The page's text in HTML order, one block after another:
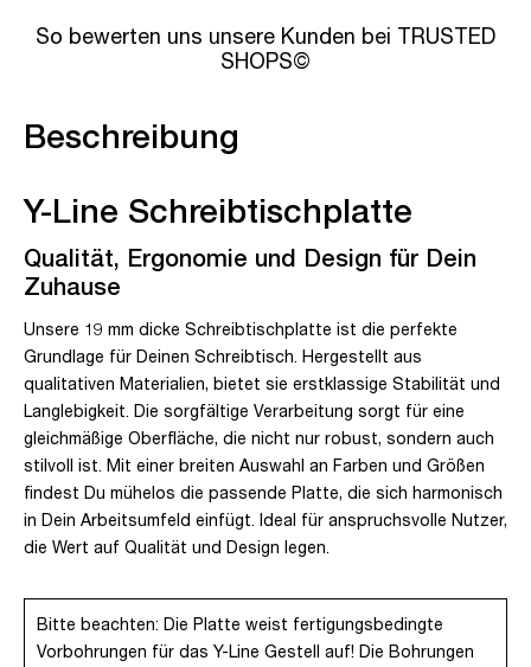
So bewerten uns unsere Kunden bei TRUSTED
SHOPS©
Beschreibung
Y-Line Schreibtischplatte
Qualität, Ergonomie und Design für Dein
Zuhause
Unsere 19 mm dicke Schreibtischplatte ist die perfekte
Grundlage für Deinen Schreibtisch. Hergestellt aus
qualitativen Materialien, bietet sie erstklassige Stabilität und
Langlebigkeit. Die sorgfältige Verarbeitung sorgt für eine
gleichmäßige Oberfläche, die nicht nur robust, sondern auch
stilvoll ist. Mit einer breiten Auswahl an Farben und Größen
findest Du mühelos die passende Platte, die sich harmonisch
in Dein Arbeitsumfeld einfügt. Ideal für anspruchsvolle Nutzer,
die Wert auf Qualität und Design legen.
Bitte beachten: Die Platte weist fertigungsbedingte
Vorbohrungen für das Y-Line Gestell auf! Die Bohrungen